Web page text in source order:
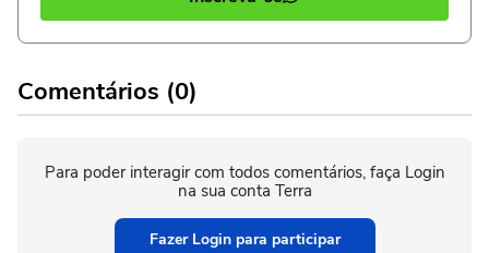
Comentários (0)
Para poder interagir com todos comentários, faça Login
na sua conta Terra
Fazer Login para participar